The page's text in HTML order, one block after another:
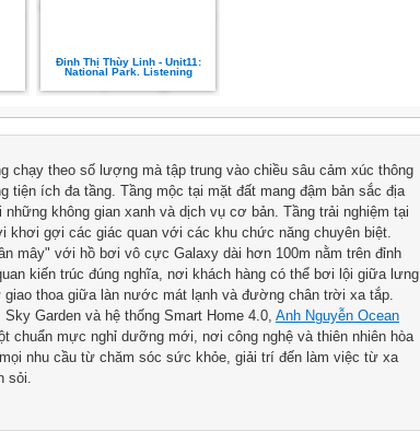
Đinh Thị Thùy Linh - Unit11:
National Park. Listening
chạy theo số lượng mà tập trung vào chiều sâu cảm xúc thông
tiện ích đa tầng. Tầng mộc tại mặt đất mang đậm bản sắc địa
không gian xanh và dịch vụ cơ bản. Tầng trải nghiệm tại
khơi gợi các giác quan với các khu chức năng chuyên biệt.
mây" với hồ bơi vô cực Galaxy dài hơn 100m nằm trên đỉnh
kiến trúc đúng nghĩa, nơi khách hàng có thể bơi lội giữa lưng
thoa giữa làn nước mát lạnh và đường chân trời xa tắp.
Garden và hệ thống Smart Home 4.0, Anh Nguyễn Ocean
chuẩn mực nghỉ dưỡng mới, nơi công nghệ và thiên nhiên hòa
nhu cầu từ chăm sóc sức khỏe, giải trí đến làm việc từ xa
sỏi.